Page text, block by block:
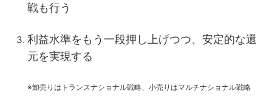
戦も行う
利益水準をもう一段押し上げつつ、安定的な還
元を実現する
※卸売りはトランスナショナル戦略、小売りはマルチナショナル戦略